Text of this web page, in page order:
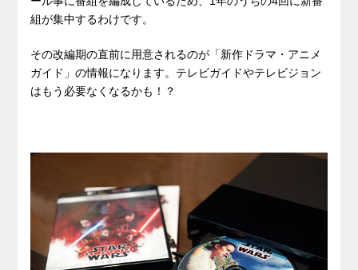
組が集中するわけです。
その改編期の直前に用意されるのが「新作ドラマ・アニメ
ガイド」の情報になります。テレビガイドやテレビジョン
はもう必要なくなるかも！？